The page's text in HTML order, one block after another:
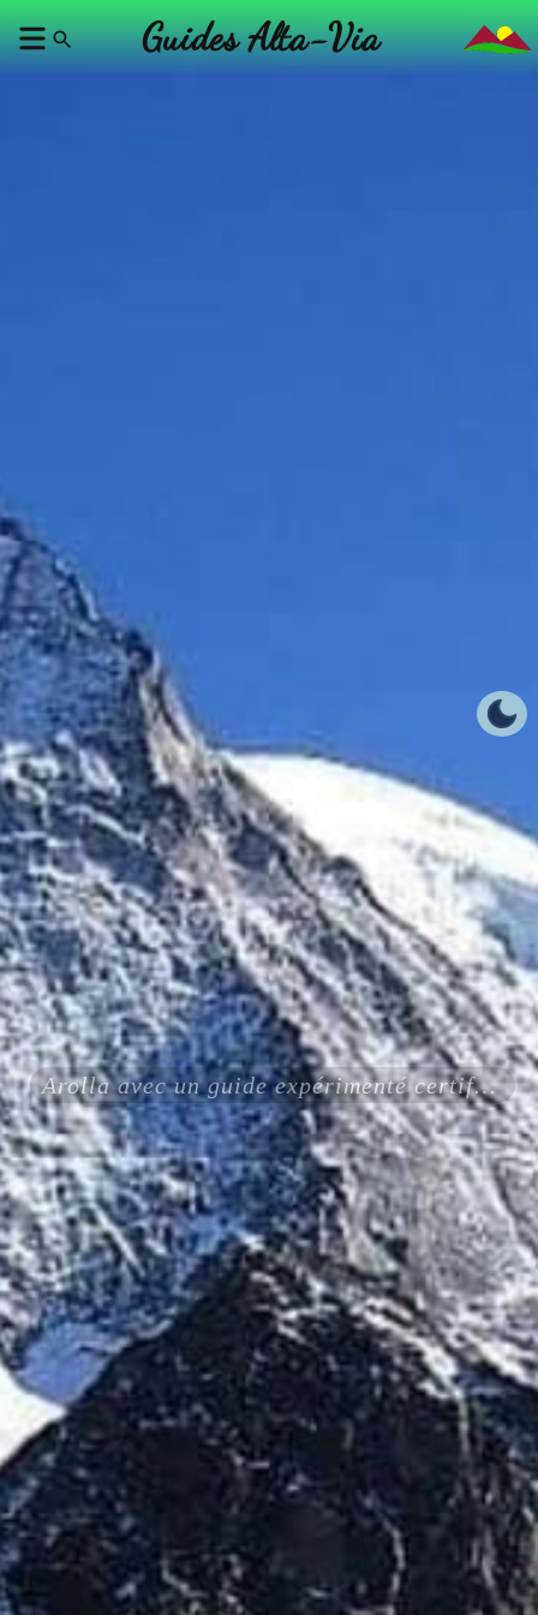
Guides Alta-Via
Arolla avec un guide expérimenté certifié ENSA UIAGM